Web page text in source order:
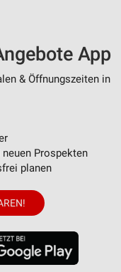
App
& Öffnungszeiten in
Prospekten
planen